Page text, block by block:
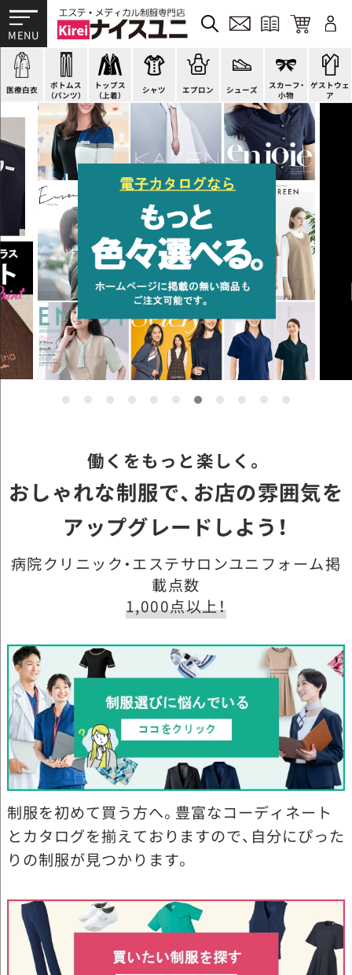
医療白衣
ドクターコート
ドクタージャケット
医療用ジャケット
ケーシージャケット
ボトムス
（パンツ）
パンツ
スクラブパンツ
スカート
キュロット
トップス
（上着）
オーバーブラウス
ベスト
アウター
アンダーウェア
シャツ
カットソー
ブラウス
ポロシャツ
Tシャツ
エプロン
H型エプロン
腰下エプロン
ラップエプロン
エプロンドレス
シューズ
スニーカー
サンダル
ナースシューズ
パンプス
スカーフ・
小物
すべて
スカーフ・リボン
バッグ
ゲストウェ
ア
ゲストウェア
施術衣
マタニティユニフォーム
衛生アイテム
働くをもっと楽しく。
おしゃれな制服で、お店の雰囲気を
アップグレードしよう！
病院クリニック・エステサロンユニフォーム掲
載点数
1,000点以上！
制服を初めて買う方へ。豊富なコーディネート
とカタログを揃えておりますので、自分にぴった
りの制服が見つかります。